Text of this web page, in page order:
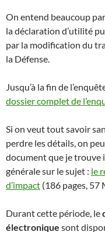
On entend beaucoup
la déclaration d’utilité
par la modification du
la Défense.
Jusqu’à la fin de
dossier complet de
Si on veut tout savoir
perdre les détails, on
document que je trouve
générale sur le sujet : le
d’impact (186 pages, 57
Durant cette période, le
électronique sont